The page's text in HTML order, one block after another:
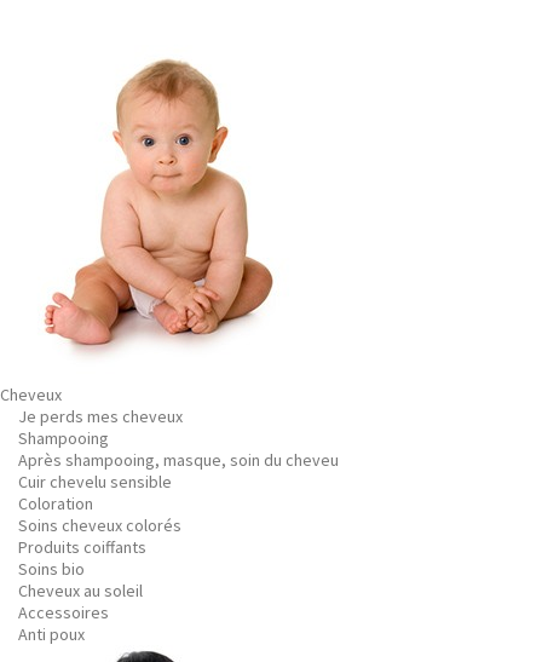
Cheveux
Je perds mes cheveux
Shampooing
Après shampooing, masque, soin du cheveu
Cuir chevelu sensible
Coloration
Soins cheveux colorés
Produits coiffants
Soins bio
Cheveux au soleil
Accessoires
Anti poux